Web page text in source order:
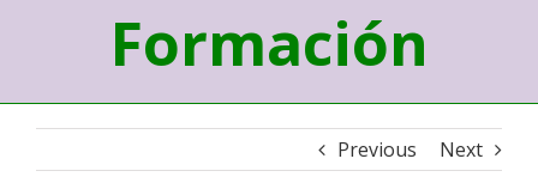
Formación
Previous Next